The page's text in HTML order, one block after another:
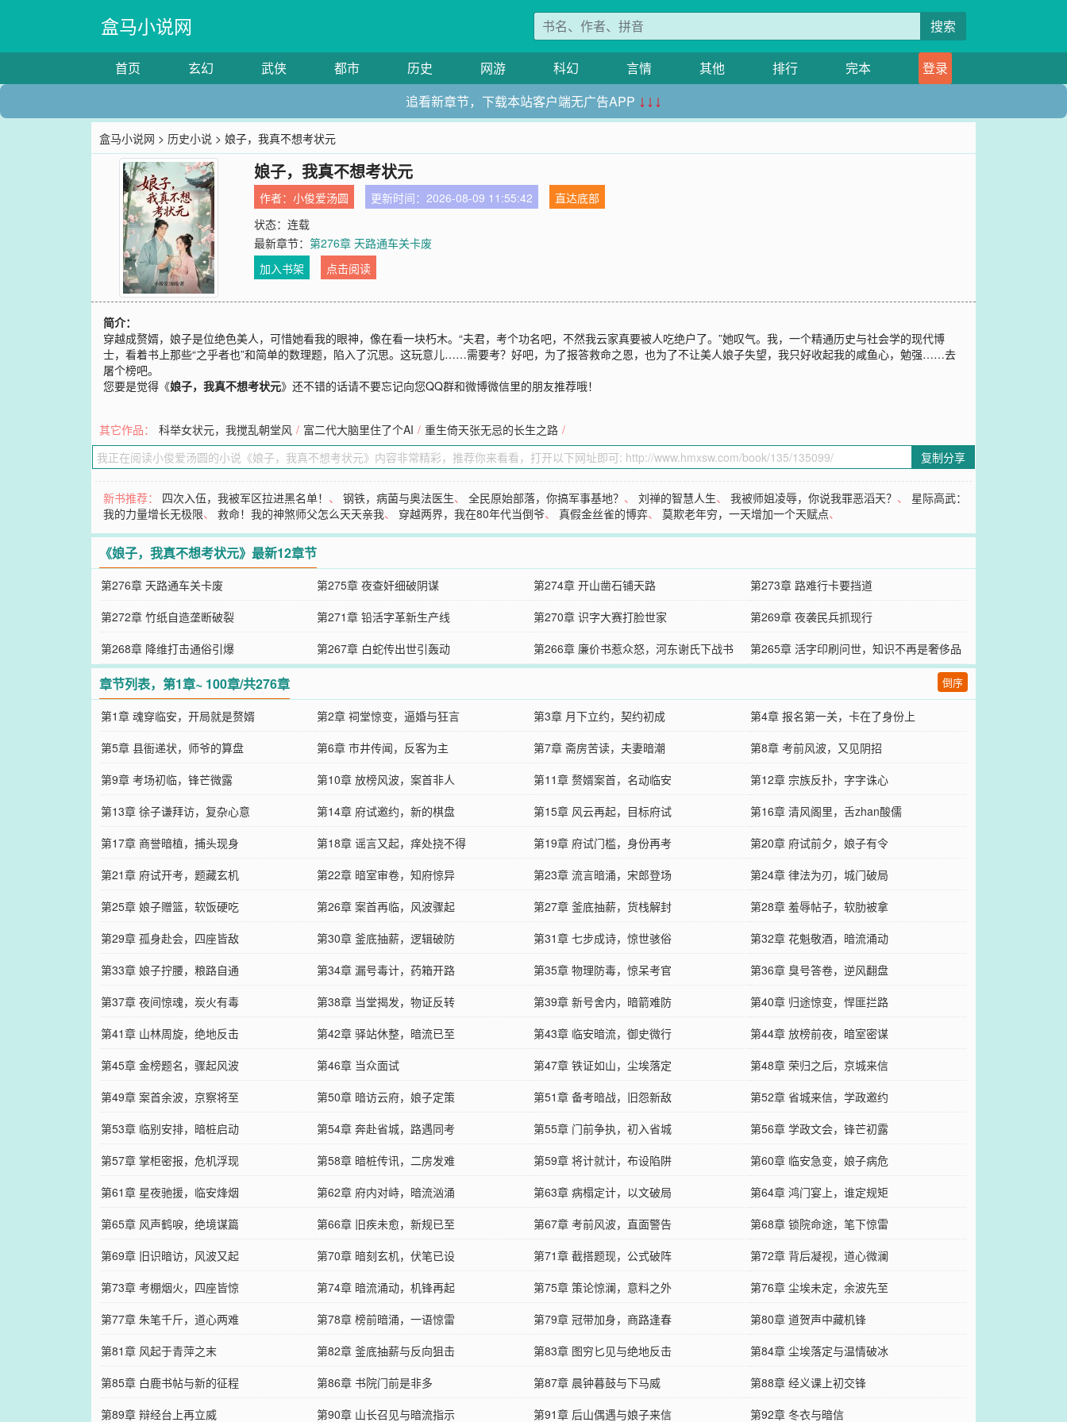
盒马小说网 搜索
首页 玄幻 武侠 都市 历史 网游 科幻 言情 其他 排行 完本
登录
追看新章节，下载本站客户端无广告APP ↓↓↓
盒马小说网 > 历史小说 > 娘子，我真不想考状元
娘子，我真不想考状元
作者：小俊爱汤圆 更新时间：2026-08-09 11:55:42
直达底部
状态：连载
最新章节：第276章 天路通车关卡废
加入书架
点击阅读
简介：
穿越成赘婿，娘子是位绝色美人，可惜她看我的眼神，像在看一块朽木。“夫君，考个功名吧，不然我云家真要被人吃绝户了。”她叹气。我，一个精通历史与社会学的现代博
士，看着书上那些“之乎者也”和简单的数理题，陷入了沉思。这玩意儿……需要考？好吧，为了报答救命之恩，也为了不让美人娘子失望，我只好收起我的咸鱼心，勉强……去
屠个榜吧。
您要是觉得《娘子，我真不想考状元》还不错的话请不要忘记向您QQ群和微博微信里的朋友推荐哦！
其它作品： 科举女状元，我搅乱朝堂风 / 富二代大脑里住了个AI / 重生倚天张无忌的长生之路 /
复制分享
新书推荐： 四次入伍，我被军区拉进黑名单！ 、钢铁，病菌与奥法医生、全民原始部落，你搞军事基地？ 、刘禅的智慧人生、我被师姐凌辱，你说我罪恶滔天？ 、 星际高武：
我的力量增长无极限、救命！我的神煞师父怎么天天亲我、 穿越两界，我在80年代当倒爷、真假金丝雀的博弈、莫欺老年穷，一天增加一个天赋点、
《娘子，我真不想考状元》最新12章节
第276章 天路通车关卡废 第275章 夜查奸细破阴谋 第274章 开山凿石铺天路
第273章 路难行卡要挡道
第272章 竹纸自造垄断破裂
第271章 铅活字革新生产线 第270章 识字大赛打脸世家
第269章 夜袭民兵抓现行
第268章 降维打击通俗引爆
第267章 白蛇传出世引轰动 第266章 廉价书惹众怒，河东谢氏下战书 第265章 活字印刷问世，知识不再是奢侈品
章节列表，第1章~ 100章/共276章 倒序
第1章 魂穿临安，开局就是赘婿 第2章 祠堂惊变，逼婚与狂言 第3章 月下立约，契约初成
第4章 报名第一关，卡在了身份上
第5章 县衙递状，师爷的算盘
第6章 市井传闻，反客为主 第7章 斋房苦读，夫妻暗潮
第8章 考前风波，又见阴招
第9章 考场初临，锋芒微露
第10章 放榜风波，案首非人 第11章 赘婿案首，名动临安
第12章 宗族反扑，字字诛心
第13章 徐子谦拜访，复杂心意
第14章 府试邀约，新的棋盘 第15章 风云再起，目标府试
第16章 清风阁里，舌zhan酸儒
第17章 商誉暗植，捕头现身
第18章 谣言又起，痒处挠不得 第19章 府试门槛，身份再考
第20章 府试前夕，娘子有令
第21章 府试开考，题藏玄机
第22章 暗室审卷，知府惊异 第23章 流言暗涌，宋郎登场
第24章 律法为刃，城门破局
第25章 娘子赠篮，软饭硬吃
第26章 案首再临，风波骤起 第27章 釜底抽薪，货栈解封
第28章 羞辱帖子，软肋被拿
第29章 孤身赴会，四座皆敌
第30章 釜底抽薪，逻辑破防 第31章 七步成诗，惊世骇俗
第32章 花魁敬酒，暗流涌动
第33章 娘子拧腰，粮路自通
第34章 漏号毒计，药箱开路 第35章 物理防毒，惊呆考官
第36章 臭号答卷，逆风翻盘
第37章 夜间惊魂，炭火有毒
第38章 当堂揭发，物证反转 第39章 新号舍内，暗箭难防
第40章 归途惊变，悍匪拦路
第41章 山林周旋，绝地反击
第42章 驿站休整，暗流已至 第43章 临安暗流，御史微行
第44章 放榜前夜，暗室密谋
第45章 金榜题名，骤起风波
第46章 当众面试 第47章 铁证如山，尘埃落定
第48章 荣归之后，京城来信
第49章 案首余波，京察将至
第50章 暗访云府，娘子定策 第51章 备考暗战，旧怨新敌
第52章 省城来信，学政邀约
第53章 临别安排，暗桩启动
第54章 奔赴省城，路遇同考 第55章 门前争执，初入省城
第56章 学政文会，锋芒初露
第57章 掌柜密报，危机浮现
第58章 暗桩传讯，二房发难 第59章 将计就计，布设陷阱
第60章 临安急变，娘子病危
第61章 星夜驰援，临安烽烟
第62章 府内对峙，暗流汹涌 第63章 病榻定计，以文破局
第64章 鸿门宴上，谁定规矩
第65章 风声鹤唳，绝境谋篇
第66章 旧疾未愈，新规已至 第67章 考前风波，直面警告
第68章 锁院命途，笔下惊雷
第69章 旧识暗访，风波又起
第70章 暗刻玄机，伏笔已设 第71章 截搭题现，公式破阵
第72章 背后凝视，道心微澜
第73章 考棚烟火，四座皆惊
第74章 暗流涌动，机锋再起 第75章 策论惊澜，意料之外
第76章 尘埃未定，余波先至
第77章 朱笔千斤，道心两难
第78章 榜前暗涌，一语惊雷 第79章 冠带加身，商路逢春
第80章 道贺声中藏机锋
第81章 风起于青萍之末
第82章 釜底抽薪与反向狙击 第83章 图穷匕见与绝地反击
第84章 尘埃落定与温情破冰
第85章 白鹿书帖与新的征程
第86章 书院门前是非多 第87章 晨钟暮鼓与下马威
第88章 经义课上初交锋
第89章 辩经台上再立威
第90章 山长召见与暗流指示 第91章 后山偶遇与娘子来信 第92章 冬衣与暗信